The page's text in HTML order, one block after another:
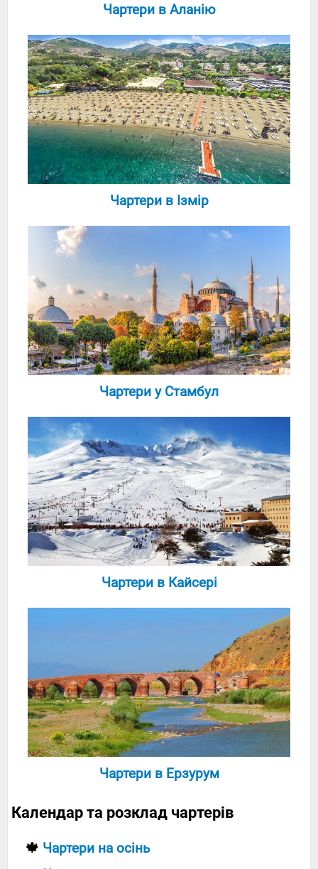
Чартери в Аланію
Чартери в Ізмір
Чартери у Стамбул
Чартери в Кайсері
Чартери в Ерзурум
Календар та розклад чартерів
🍁 Чартери на осінь